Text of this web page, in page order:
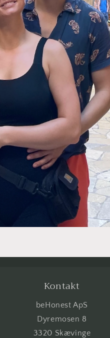
Kontakt
beHonest ApS
Dyremosen 8
3320 Skævinge